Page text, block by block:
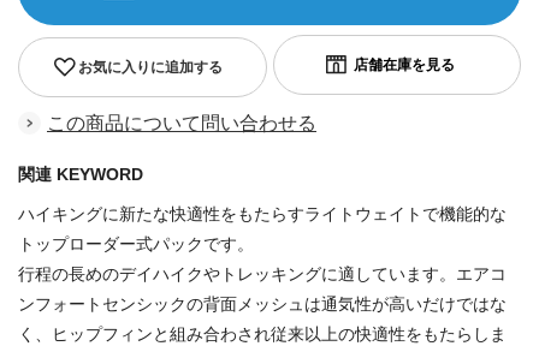
お気に入りに追加する
この商品について問い合わせる
関連 KEYWORD
ハイキングに新たな快適性をもたらすライトウェイトで機能的な
トップローダー式パックです。
行程の長めのデイハイクやトレッキングに適しています。エアコ
ンフォートセンシックの背面メッシュは通気性が高いだけではな
く、ヒップフィンと組み合わされ従来以上の快適性をもたらしま